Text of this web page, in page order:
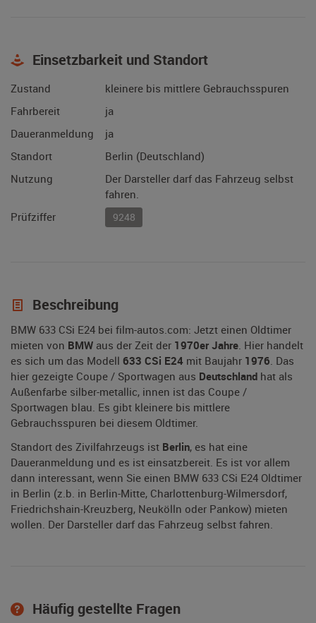
Einsetzbarkeit und Standort
Zustand
kleinere bis mittlere Gebrauchsspuren
Fahrbereit
ja
Daueranmeldung
ja
Standort
Berlin (Deutschland)
Nutzung
Der Darsteller darf das Fahrzeug selbst
fahren.
Prüfziffer
9248
Beschreibung
BMW 633 CSi E24 bei film-autos.com: Jetzt einen Oldtimer
mieten von BMW aus der Zeit der 1970er Jahre. Hier handelt
es sich um das Modell 633 CSi E24 mit Baujahr 1976. Das
hier gezeigte Coupe / Sportwagen aus Deutschland hat als
Außenfarbe silber-metallic, innen ist das Coupe /
Sportwagen blau. Es gibt kleinere bis mittlere
Gebrauchsspuren bei diesem Oldtimer.
Standort des Zivilfahrzeugs ist Berlin, es hat eine
Daueranmeldung und es ist einsatzbereit. Es ist vor allem
dann interessant, wenn Sie einen BMW 633 CSi E24 Oldtimer
in Berlin (z.b. in Berlin-Mitte, Charlottenburg-Wilmersdorf,
Friedrichshain-Kreuzberg, Neukölln oder Pankow) mieten
wollen. Der Darsteller darf das Fahrzeug selbst fahren.
Häufig gestellte Fragen